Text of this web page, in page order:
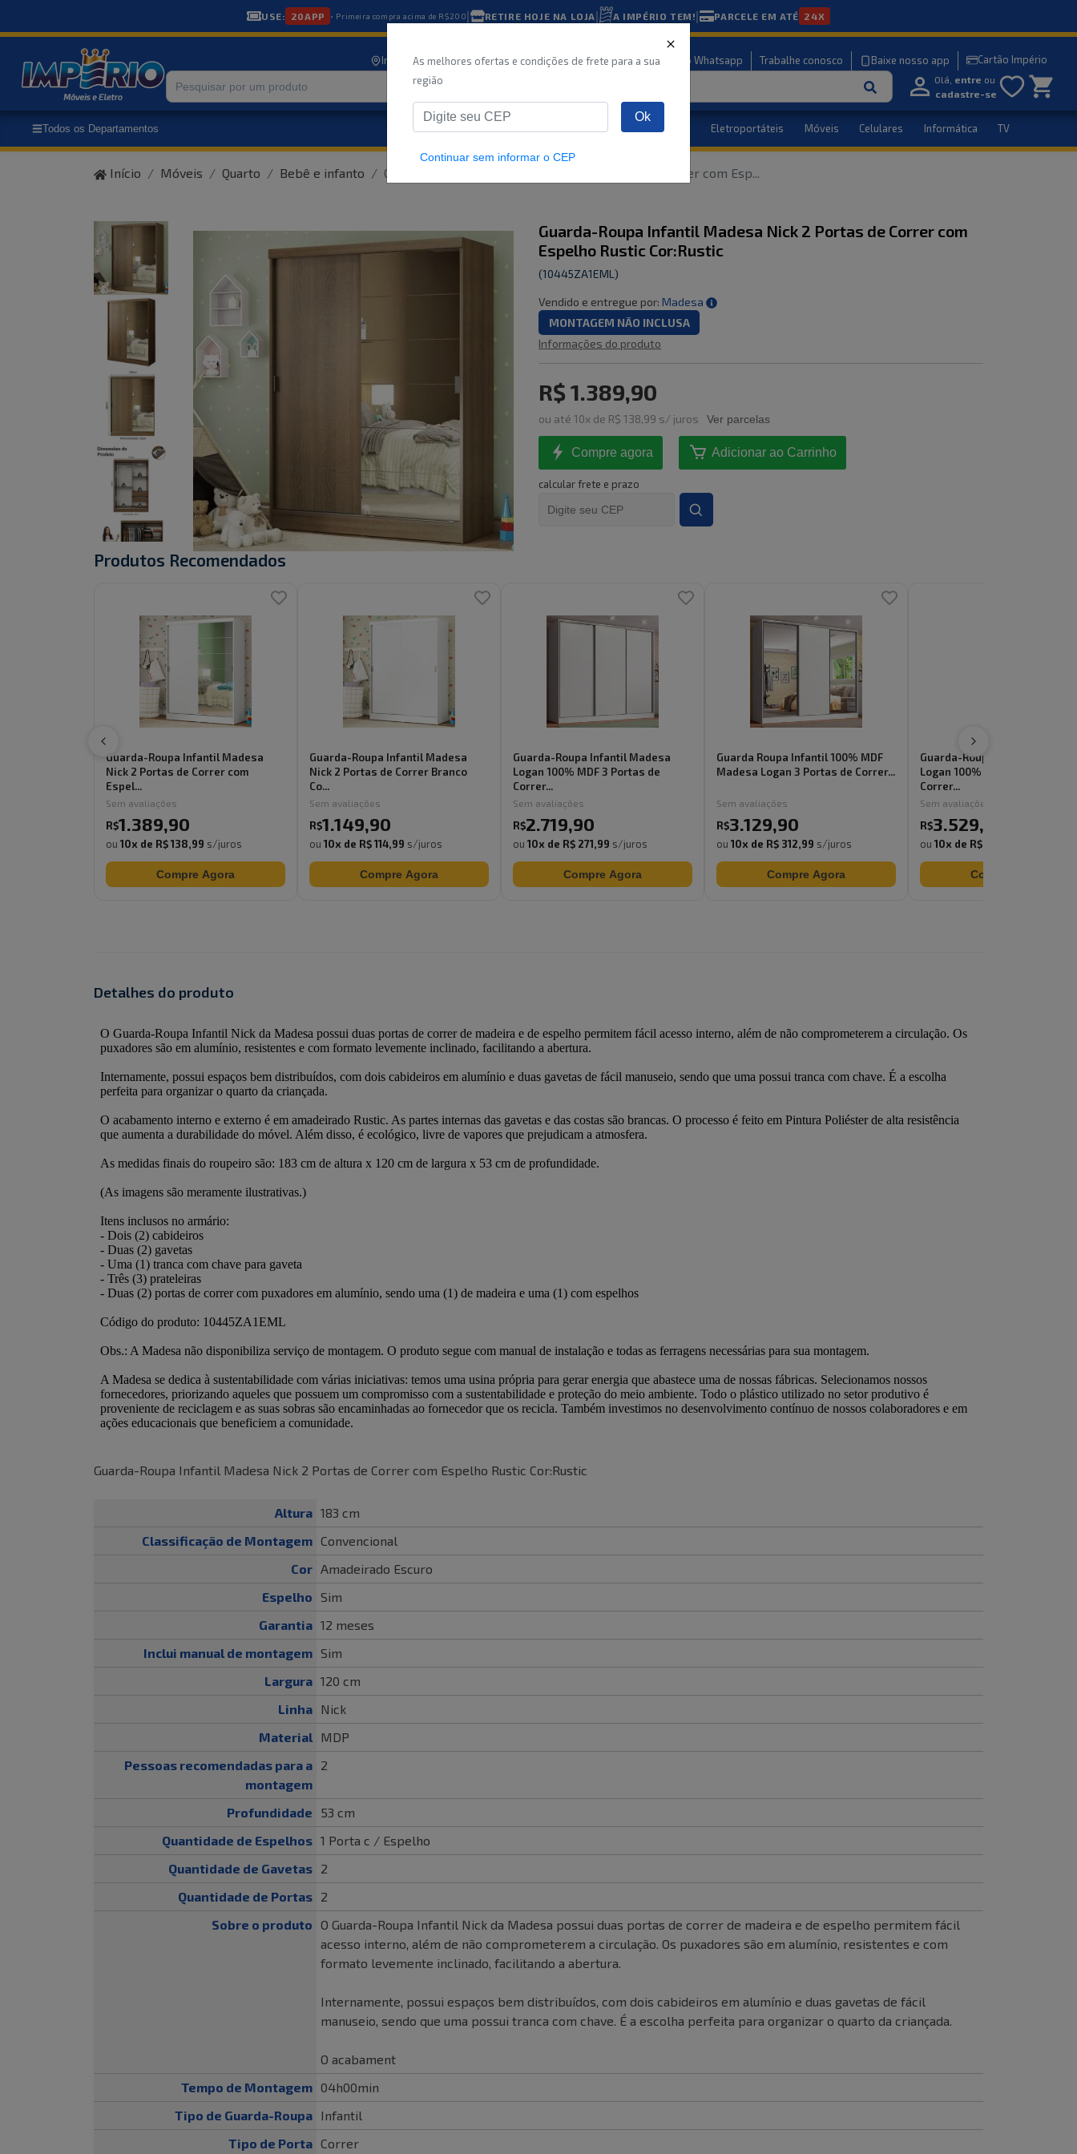
USE: 20APP • Primeira compra acima de R$200| RETIRE HOJE NA LOJA| A IMPÉRIO TEM!| PARCELE EM ATÉ 24X
Informe seu CEP Nossas lojas Atendimento Compre pelo Whatsapp Trabalhe conosco Baixe nosso app Cartão Império
Olá, entre ou
cadastre-se
Todos os Departamentos Eletrodomésticos Eletroportáteis Móveis Celulares Informática TV
Início Móveis Quarto Bebê e infanto Guarda-Roupa Infantil Madesa Nick 2 Portas de Correr com Esp
Guarda-Roupa Infantil Madesa Nick 2 Portas de Correr com
Espelho Rustic Cor:Rustic
(10445ZA1EML )
Vendido e entregue por: Madesa
MONTAGEM NÃO INCLUSA
Informações do produto
R$ 1.389,90
ou até 10x de R$ 138,99 s/ juros Ver parcelas
Compre agora Adicionar ao Carrinho
calcular frete e prazo
Produtos Recomendados
Guarda-Roupa Infantil Madesa
Nick 2 Portas de Correr com
Espel...
Sem avaliações
R$1.389,90
ou 10x de R$ 138,99 s/juros
Compre Agora
Guarda-Roupa Infantil Madesa
Nick 2 Portas de Correr Branco
Co...
Sem avaliações
R$1.149,90
ou 10x de R$ 114,99 s/juros
Compre Agora
Guarda-Roupa Infantil Madesa
Logan 100% MDF 3 Portas de
Correr...
Sem avaliações
R$2.719,90
ou 10x de R$ 271,99 s/juros
Compre Agora
Guarda Roupa Infantil 100% MDF
Madesa Logan 3 Portas de Correr...
Sem avaliações
R$3.129,90
ou 10x de R$ 312,99 s/juros
Compre Agora
Guarda-Roupa Infantil Madesa
Logan 100% MDF 3 Portas de
Correr...
Sem avaliações
R$3.529,
ou 10x de R$ 352,99
Compre Agora
Detalhes do produto
Guarda-Roupa Infantil Madesa Nick 2 Portas de Correr com Espelho Rustic Cor:Rustic
Altura 183 cm
Classificação de Montagem Convencional
Cor Amadeirado Escuro
Espelho Sim
Garantia 12 meses
Inclui manual de montagem Sim
Largura 120 cm
Linha
Nick
Material
MDP
Pessoas recomendadas para a
montagem
2
Profundidade
53 cm
Quantidade de Espelhos 1 Porta c / Espelho
Quantidade de Gavetas
2
Quantidade de Portas
2
Sobre o produto O Guarda-Roupa Infantil Nick da Madesa possui duas portas de correr de madeira e de espelho permitem fácil
acesso interno, além de não comprometerem a circulação. Os puxadores são em alumínio, resistentes e com
formato levemente inclinado, facilitando a abertura.
Internamente, possui espaços bem distribuídos, com dois cabideiros em alumínio e duas gavetas de fácil
manuseio, sendo que uma possui tranca com chave. É a escolha perfeita para organizar o quarto da criançada.
O acabament
Tempo de Montagem 04h00min
Tipo de Guarda-Roupa
Infantil
Tipo de Porta Correr
As melhores ofertas e condições de frete para a sua
região
Ok
Continuar sem informar o CEP